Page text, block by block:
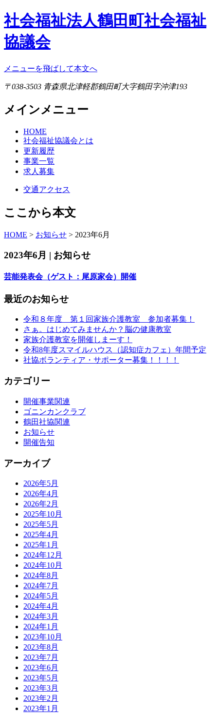
社会福祉法人鶴田町社会福祉
協議会
メニューを飛ばして本文へ
〒038-3503 青森県北津軽郡鶴田町大字鶴田字沖津193
メインメニュー
HOME
社会福祉協議会とは
更新履歴
事業一覧
求人募集
交通アクセス
ここから本文
HOME > お知らせ > 2023年6月
2023年6月 | お知らせ
芸能発表会（ゲスト：尾原家会）開催
最近のお知らせ
令和８年度 第１回家族介護教室 参加者募集！
さぁ。はじめてみませんか？脳の健康教室
家族介護教室を開催しまーす！
令和8年度スマイルハウス（認知症カフェ）年間予定
社協ボランティア・サポーター募集！！！！
カテゴリー
開催事業関連
ゴニンカンクラブ
鶴田社協関連
お知らせ
開催告知
アーカイブ
2026年5月
2026年4月
2026年2月
2025年10月
2025年5月
2025年4月
2025年1月
2024年12月
2024年10月
2024年8月
2024年7月
2024年5月
2024年4月
2024年3月
2024年1月
2023年10月
2023年8月
2023年7月
2023年6月
2023年5月
2023年3月
2023年2月
2023年1月